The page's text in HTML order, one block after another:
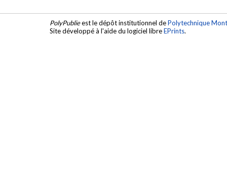
PolyPublieest le dépôt institutionnel dePolytechnique
Site développé à l'aide du logiciel libreEPrints.